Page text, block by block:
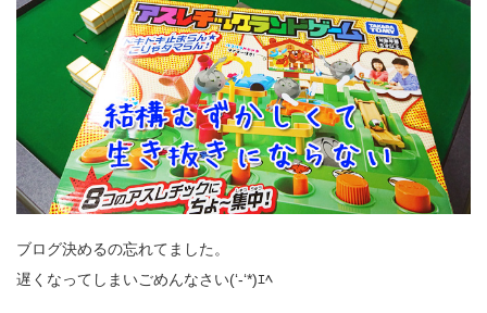
ブログ決めるの忘れてました。
遅くなってしまいごめんなさい(‘-‘*)ｴﾍ